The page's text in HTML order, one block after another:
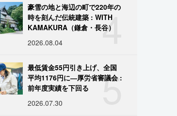
4
豪雪の地と海辺の町で220年の
時を刻んだ伝統建築 : WITH
KAMAKURA（鎌倉・長谷）
2026.08.04
5
最低賃金55円引き上げ、全国
平均1176円に―厚労省審議会 :
前年度実績を下回る
2026.07.30